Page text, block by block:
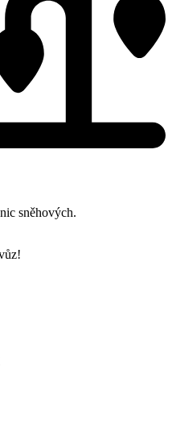
sněhových.